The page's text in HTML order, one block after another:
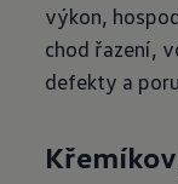
výkon,
chod řazení,
defekty a